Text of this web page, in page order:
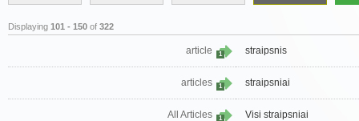
Displaying 101 - 150 of 322
article 1 straipsnis
articles 1 straipsniai
All Articles 1 Visi straipsniai